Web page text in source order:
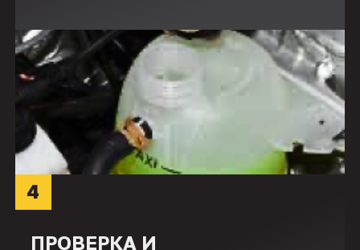
ПРОВЕРКА И
4